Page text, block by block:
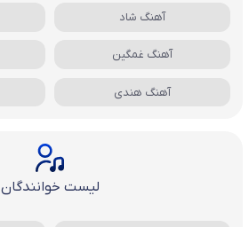
آهنگ شاد
آهنگ غمگین
آهنگ هندی
لیست خوانندگان